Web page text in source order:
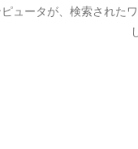
ュータが、検索された